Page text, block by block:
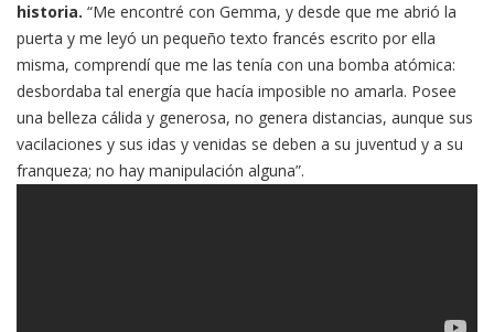
historia. “Me encontré con Gemma, y desde que me abrió la
puerta y me leyó un pequeño texto francés escrito por ella
misma, comprendí que me las tenía con una bomba atómica:
desbordaba tal energía que hacía imposible no amarla. Posee
una belleza cálida y generosa, no genera distancias, aunque sus
vacilaciones y sus idas y venidas se deben a su juventud y a su
franqueza; no hay manipulación alguna”.